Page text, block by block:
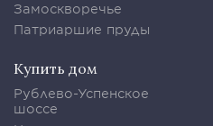
Замоскворечье
Патриаршие пруды
Купить дом
Рублево-Успенское
шоссе